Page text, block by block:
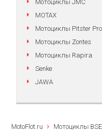
Мотоциклы JMC
MOTAX
Мотоциклы Pitster Pro
Мотоциклы Zontes
Мотоциклы Rapira
Senke
JAWA
MotoFlot.ru Мотоциклы BSE